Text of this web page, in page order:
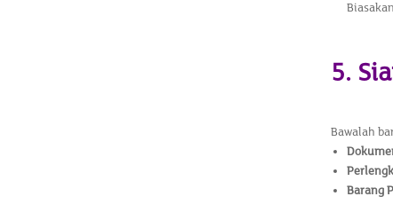
5.
Bawalah
Barang